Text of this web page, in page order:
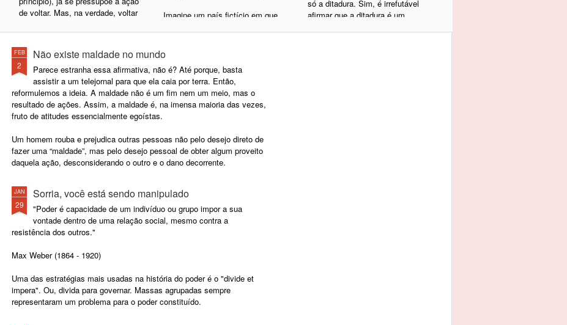
de voltar. Mas, na verdade, voltar
indo só para sentir o prazer de
voltar.
Mas melhor mesmo é não ir.
Lembra quando você não ia à aula
e ficava em casa doente, fingindo
que estava doente ou só
exagerando uma leve
aquele momento mágico em que
você olhava no relógio e pensava:
“essa hora o pessoal está tendo
Imagine um país fictício em que
Nesse cenário, temos uma
desigualdade salarial de nove mil
reais na média. Se o problema for
apenas a desigualdade, o foco
está na diferença entre os grupos,
e não na baixa renda dos 80% da
só a ditadura. Sim, é irrefutável
afirmar que a ditadura é um
FEB
2
Não existe maldade no mundo
Parece estranha essa afirmativa, não é? Até porque, basta
assistir a um telejornal para que ela caia por terra. Então,
reformulemos a ideia. A maldade não é um fim nem um meio, mas o
resultado de ações. Assim, a maldade é, na imensa maioria das vezes,
fruto de atitudes essencialmente egoístas.
Um homem rouba e prejudica outras pessoas não pelo desejo direto de
fazer uma “maldade”, mas pelo desejo pessoal de obter algum proveito
daquela ação, desconsiderando o outro e o dano decorrente.
JAN
29
Sorria, você está sendo manipulado
"Poder é capacidade de um indivíduo ou grupo impor a sua
vontade dentro de uma relação social, mesmo contra a
resistência dos outros."
Max Weber (1864 - 1920)
Uma das estratégias mais usadas na história do poder é o "divide et
impera". Ou, divida para governar. Massas agrupadas sempre
representaram um problema para o poder constituído.